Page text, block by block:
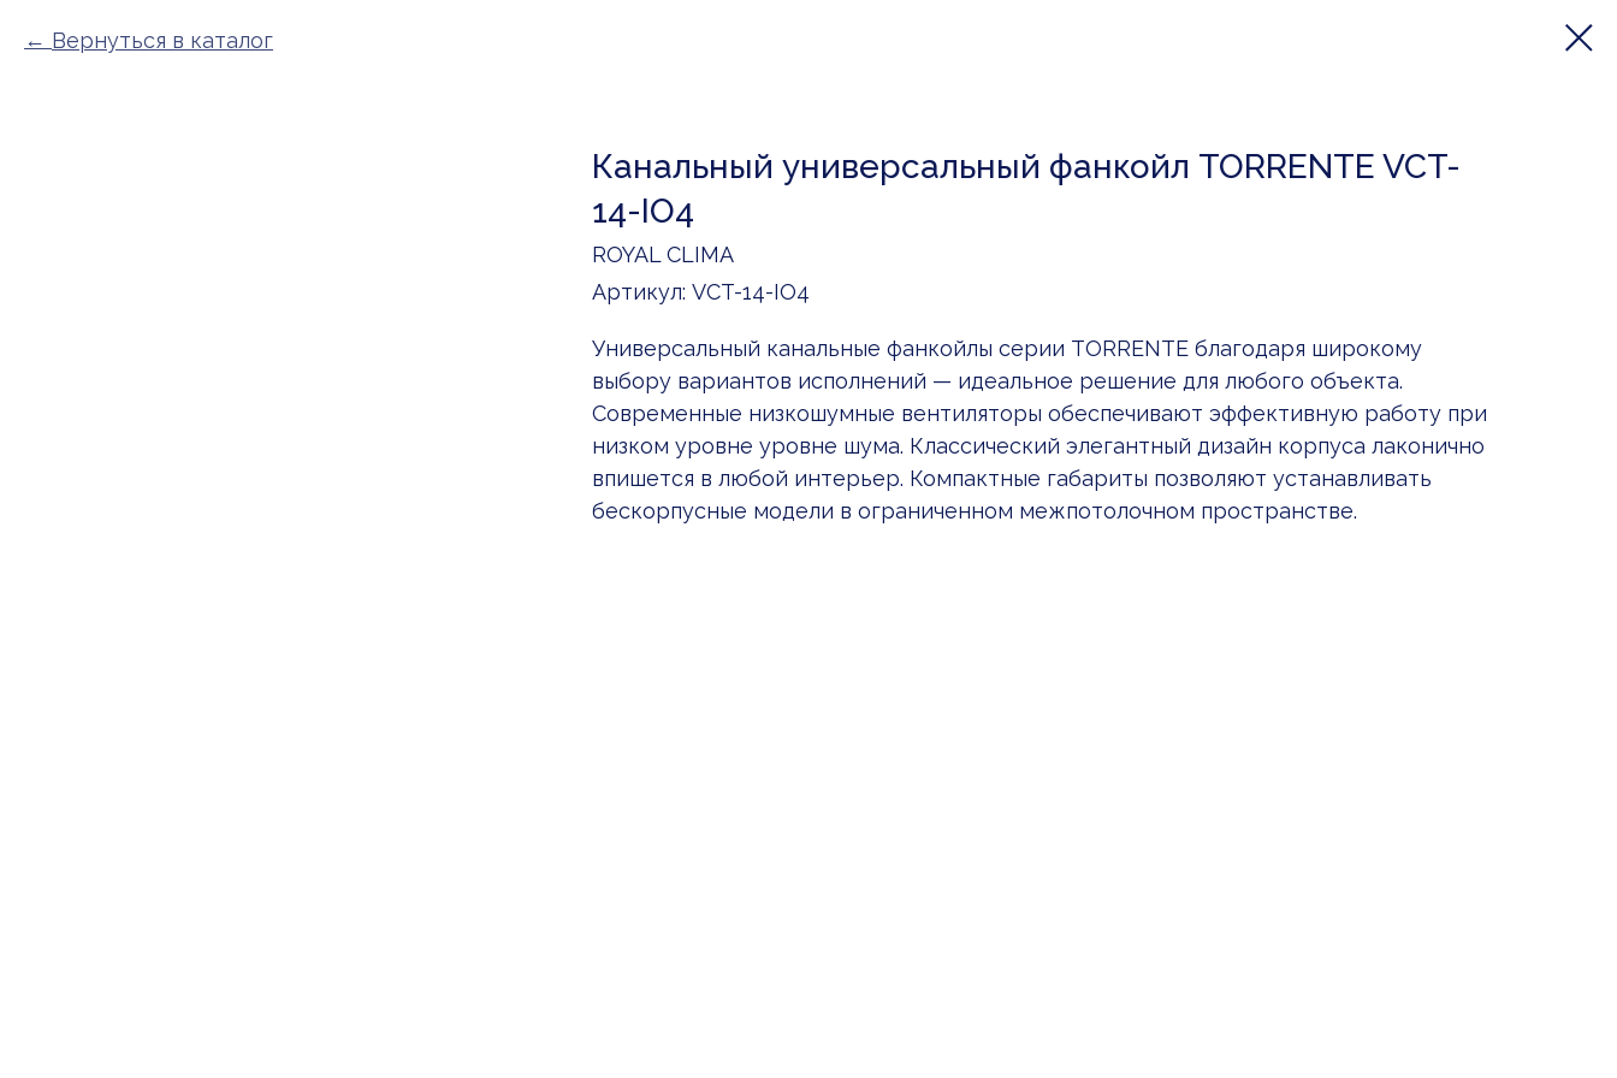
Вернуться в каталог
Канальный универсальный фанкойл TORRENTE VCT-
14-IO4
ROYAL CLIMA
Артикул: VCT-14-IO4
Универсальный канальные фанкойлы серии TORRENTE благодаря широкому
выбору вариантов исполнений — идеальное решение для любого объекта.
Современные низкошумные вентиляторы обеспечивают эффективную работу при
низком уровне уровне шума. Классический элегантный дизайн корпуса лаконично
впишется в любой интерьер. Компактные габариты позволяют устанавливать
бескорпусные модели в ограниченном межпотолочном пространстве.